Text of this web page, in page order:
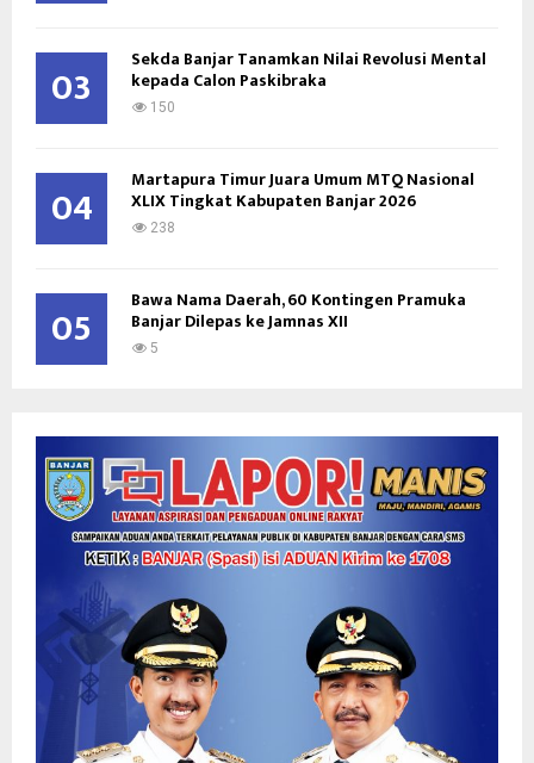
03 Sekda Banjar Tanamkan Nilai Revolusi Mental
kepada Calon Paskibraka
150
04 Martapura Timur Juara Umum MTQ Nasional
XLIX Tingkat Kabupaten Banjar 2026
238
05 Bawa Nama Daerah, 60 Kontingen Pramuka
Banjar Dilepas ke Jamnas XII
5